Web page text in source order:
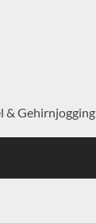
& Gehirnjogging